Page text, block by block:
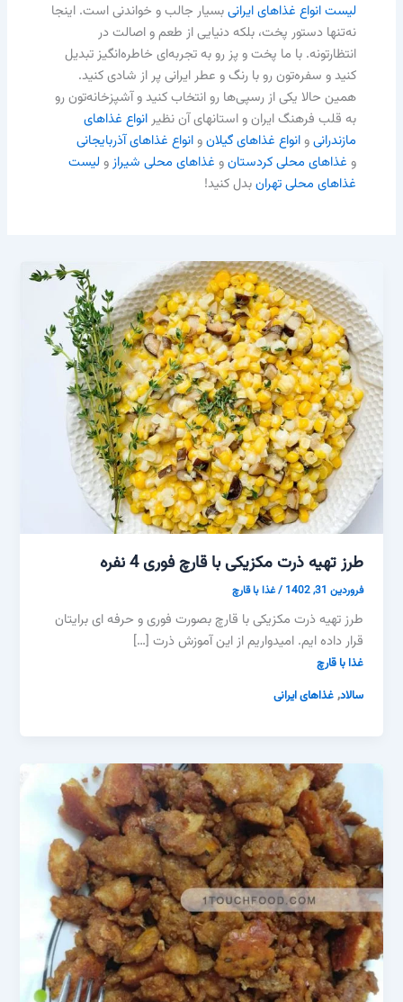
لیست انواع غذاهای ایرانیبسیار جالب و خواندنی است. اینجا
نه‌تنها دستور پخت، بلکه دنیایی از طعم و اصالت در
انتظارتونه. با ما پخت و پز رو به تجربه‌ای خاطره‌انگیز تبدیل
کنید و سفره‌تون رو با رنگ و عطر ایرانی پر از شادی کنید.
همین حالا یکی از رسپی‌ها رو انتخاب کنید و آشپزخانه‌تون رو
به قلب فرهنگ ایران و استانهای آن نظیرانواع غذاهای
مازندرانیوانواع غذاهای گیلانوانواع غذاهای آذربایجانی
و غذاهای محلی کردستانو غذاهای محلی شیرازولیست
غذاهای محلی تهرانبدل کنید!
طرز تهیه ذرت مکزیکی با قارچ فوری 4 نفره
فروردین 31, 1402 /غذا با قارچ
طرز تهیه ذرت مکزیکی با قارچ بصورت فوری و حرفه ای برایتان
قرار داده ایم. امیدواریم از این آموزش ذرت […]
غذا با قارچ
سالاد,غذاهای ایرانی